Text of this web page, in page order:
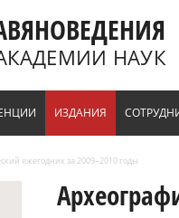
НАУК
ИЗДАНИЯ
ежегодник за 2009–2010 годы